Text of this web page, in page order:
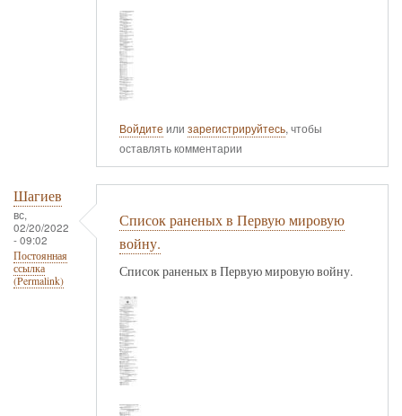
Войдите или зарегистрируйтесь, чтобы
оставлять комментарии
Шагиев
вс,
02/20/2022
- 09:02
Постоянная
ссылка
(Permalink)
Список раненых в Первую мировую
войну.
Список раненых в Первую мировую войну.